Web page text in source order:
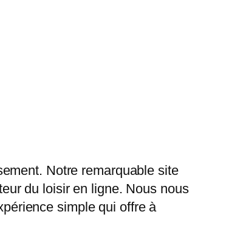
Notre remarquable site
du loisir en ligne. Nous nous
simple qui offre à